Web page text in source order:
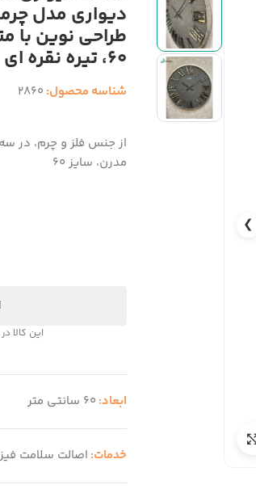
❯
دیواری مدل
طراحی نوین با
60، تیره نقره ای
شناسه محصول: 2860
از جنس فلز و چرم، در سه
مدرن، سایز 60
این کالا
ابعاد: 60 سانتی متر
خدمات: اصالت سلامت